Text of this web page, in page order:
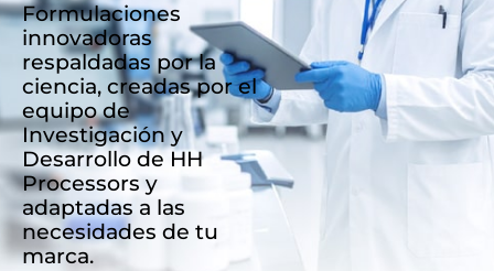
Formulaciones
innovadoras
respaldadas por la
ciencia, creadas por el
equipo de
Investigación y
Desarrollo de HH
Processors y
adaptadas a las
necesidades de tu
marca.